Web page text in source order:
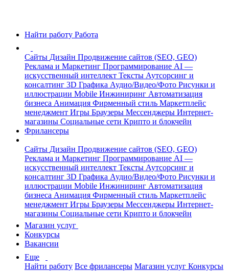
Найти работу Работа
Сайты Дизайн Продвижение сайтов (SEO, GEO)
Реклама и Маркетинг Программирование AI —
искусственный интеллект Тексты Аутсорсинг и
консалтинг 3D Графика Аудио/Видео/Фото Рисунки и
иллюстрации Mobile Инжиниринг Автоматизация
бизнеса Анимация Фирменный стиль Маркетплейс
менеджмент Игры Браузеры Мессенджеры Интернет-
магазины Социальные сети Крипто и блокчейн
Фрилансеры
Сайты Дизайн Продвижение сайтов (SEO, GEO)
Реклама и Маркетинг Программирование AI —
искусственный интеллект Тексты Аутсорсинг и
консалтинг 3D Графика Аудио/Видео/Фото Рисунки и
иллюстрации Mobile Инжиниринг Автоматизация
бизнеса Анимация Фирменный стиль Маркетплейс
менеджмент Игры Браузеры Мессенджеры Интернет-
магазины Социальные сети Крипто и блокчейн
Магазин услуг
Конкурсы
Вакансии
Еще
Найти работу Все фрилансеры Магазин услуг Конкурсы